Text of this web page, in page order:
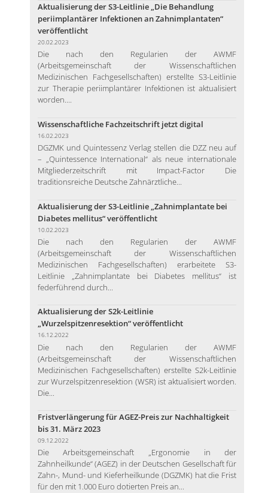
Aktualisierung der S3-Leitlinie „Die Behandlung
periimplantärer Infektionen an Zahnimplantaten“
veröffentlicht
20.02.2023
Die nach den Regularien der AWMF
(Arbeitsgemeinschaft der Wissenschaftlichen
Medizinischen Fachgesellschaften) erstellte S3-Leitlinie
zur Therapie periimplantärer Infektionen ist aktualisiert
worden....
Wissenschaftliche Fachzeitschrift jetzt digital
16.02.2023
DGZMK und Quintessenz Verlag stellen die DZZ neu auf
– „Quintessence International“ als neue internationale
Mitgliederzeitschrift mit Impact-Factor Die
traditionsreiche Deutsche Zahnärztliche...
Aktualisierung der S3-Leitlinie „Zahnimplantate bei
Diabetes mellitus“ veröffentlicht
10.02.2023
Die nach den Regularien der AWMF
(Arbeitsgemeinschaft der Wissenschaftlichen
Medizinischen Fachgesellschaften) erarbeitete S3-
Leitlinie „Zahnimplantate bei Diabetes mellitus“ ist
federführend durch...
Aktualisierung der S2k-Leitlinie
„Wurzelspitzenresektion“ veröffentlicht
16.12.2022
Die nach den Regularien der AWMF
(Arbeitsgemeinschaft der Wissenschaftlichen
Medizinischen Fachgesellschaften) erstellte S2k-Leitlinie
zur Wurzelspitzenresektion (WSR) ist aktualisiert worden.
Die...
Fristverlängerung für AGEZ-Preis zur Nachhaltigkeit
bis 31. März 2023
09.12.2022
Die Arbeitsgemeinschaft „Ergonomie in der
Zahnheilkunde“ (AGEZ) in der Deutschen Gesellschaft für
Zahn-, Mund- und Kieferheilkunde (DGZMK) hat die Frist
für den mit 1.000 Euro dotierten Preis an...